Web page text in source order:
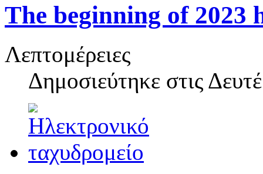
The beginning of 2023
Λεπτομέρειες
Δημοσιεύτηκε στις